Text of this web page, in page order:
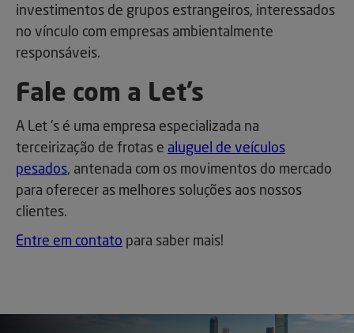
investimentos de grupos estrangeiros, interessados
no vínculo com empresas ambientalmente
responsáveis.
Fale com a Let’s
A Let 's é uma empresa especializada na
terceirização de frotas e aluguel de veículos
pesados, antenada com os movimentos do mercado
para oferecer as melhores soluções aos nossos
clientes.
Entre em contato para saber mais!